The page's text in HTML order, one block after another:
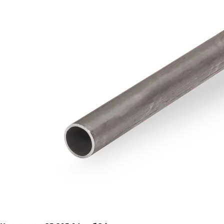
Труба электросварная 48
Труба электросварная 51
Труба электросварная 57
Труба электросварная 60